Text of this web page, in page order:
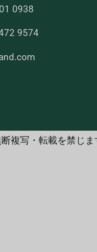
0938
9574
複写・転載を禁じま